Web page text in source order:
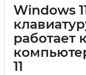
Windows
работает
11